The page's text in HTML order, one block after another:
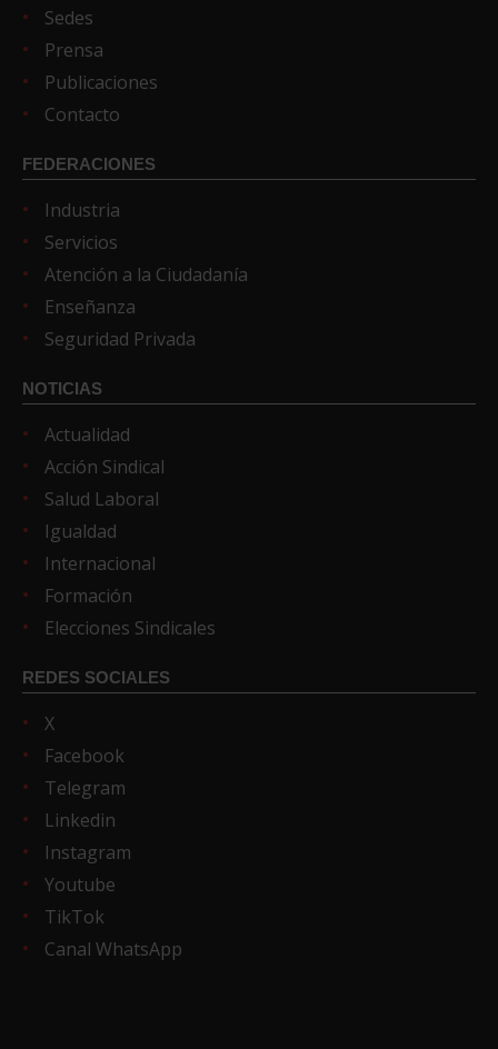
Sedes
Prensa
Publicaciones
Contacto
FEDERACIONES
Industria
Servicios
Atención a la Ciudadanía
Enseñanza
Seguridad Privada
NOTICIAS
Actualidad
Acción Sindical
Salud Laboral
Igualdad
Internacional
Formación
Elecciones Sindicales
REDES SOCIALES
X
Facebook
Telegram
Linkedin
Instagram
Youtube
TikTok
Canal WhatsApp